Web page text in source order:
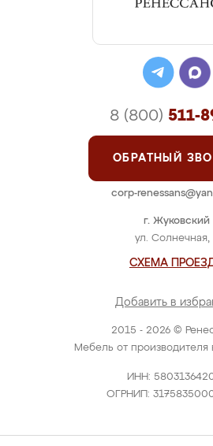
2015 - 2026 ©
Мебель от производителя
ИНН:
ОГРНИП:
г. Жуковский
ул. Солнечная,
СХЕМА
Добавить в
8 (800) 511-
ОБРАТНЫЙ
corp-